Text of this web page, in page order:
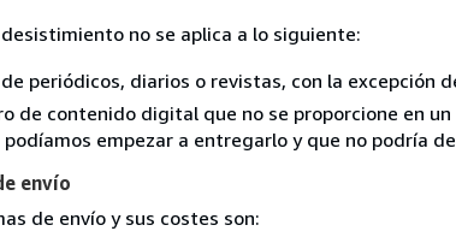
no se aplica a lo siguiente:
periódicos, diarios o revistas, con la excepción
de contenido digital que no se proporcione en
empezar a entregarlo y que no podría
envío
de envío y sus costes son: